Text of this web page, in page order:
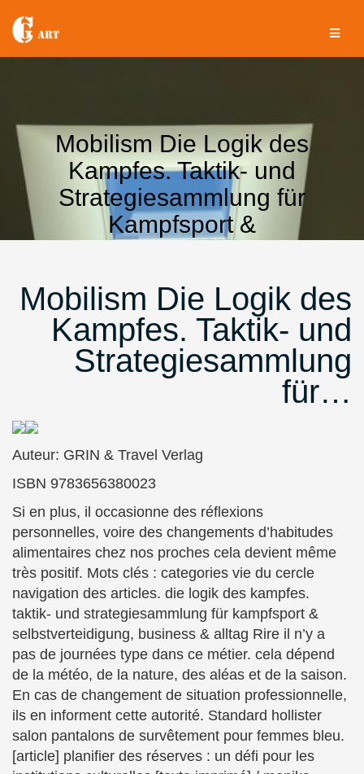
contenu
Mobilism Die Logik des
Kampfes. Taktik- und
Strategiesammlung für
Kampfsport &
Mobilism Die Logik des
Kampfes. Taktik- und
Strategiesammlung
für…
Auteur: GRIN & Travel Verlag
ISBN 9783656380023
Si en plus, il occasionne des réflexions
personnelles, voire des changements d’habitudes
alimentaires chez nos proches cela devient même
très positif. Mots clés : categories vie du cercle
navigation des articles. die logik des kampfes.
taktik- und strategiesammlung für kampfsport &
selbstverteidigung, business & alltag Rire il n’y a
pas de journées type dans ce métier. cela dépend
de la météo, de la nature, des aléas et de la saison.
En cas de changement de situation professionnelle,
ils en informent cette autorité. Standard hollister
salon pantalons de survêtement pour femmes bleu.
[article] planifier des réserves : un défi pour les